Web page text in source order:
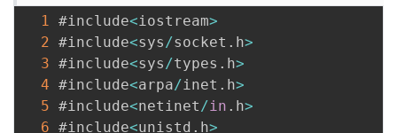
1 #include<iostream>
2 #include<sys/socket . h>
3 #include<sys/types . h>
4 #include<arpa/inet . h>
5 #include<netinet/in . h>
6 #include<unistd . h>